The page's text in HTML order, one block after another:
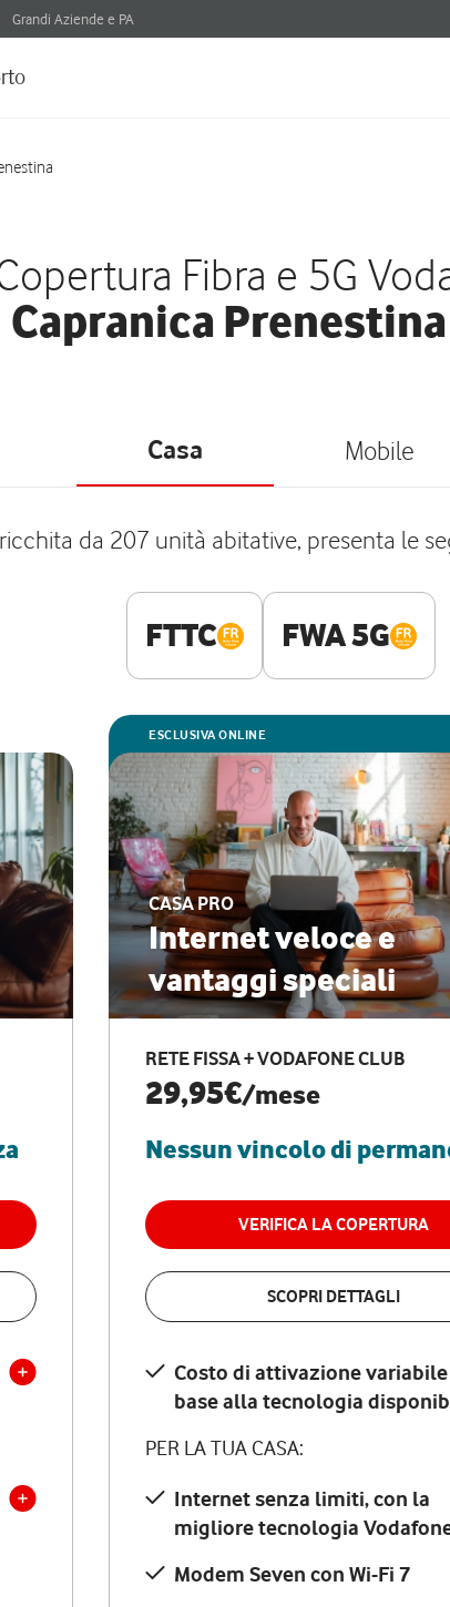
Grandi Aziende e PA
Fibra e 5G
Capranica
Casa Mobile
da 207 unità abitative, presenta le
FTTC FWA 5G
ESCLUSIVA ONLINE
CASA PRO
Internet veloce e
vantaggi speciali
RETE FISSA + VODAFONE CLUB
29,95€/mese
Nessun vincolo di
VERIFICA LA COPERTURA
SCOPRI DETTAGLI
Costo di attivazione
base alla tecnologia
PER LA TUA CASA:
Internet senza limiti, con la
migliore tecnologia
Modem Seven con Wi-Fi 7